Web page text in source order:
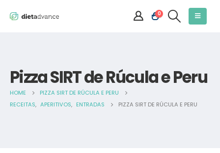
0
Pizza SIRT de Rúcula e Peru
HOME
PIZZA SIRT DE RÚCULA E PERU
RECEITAS, APERITIVOS, ENTRADAS PIZZA SIRT DE RÚCULA E PERU